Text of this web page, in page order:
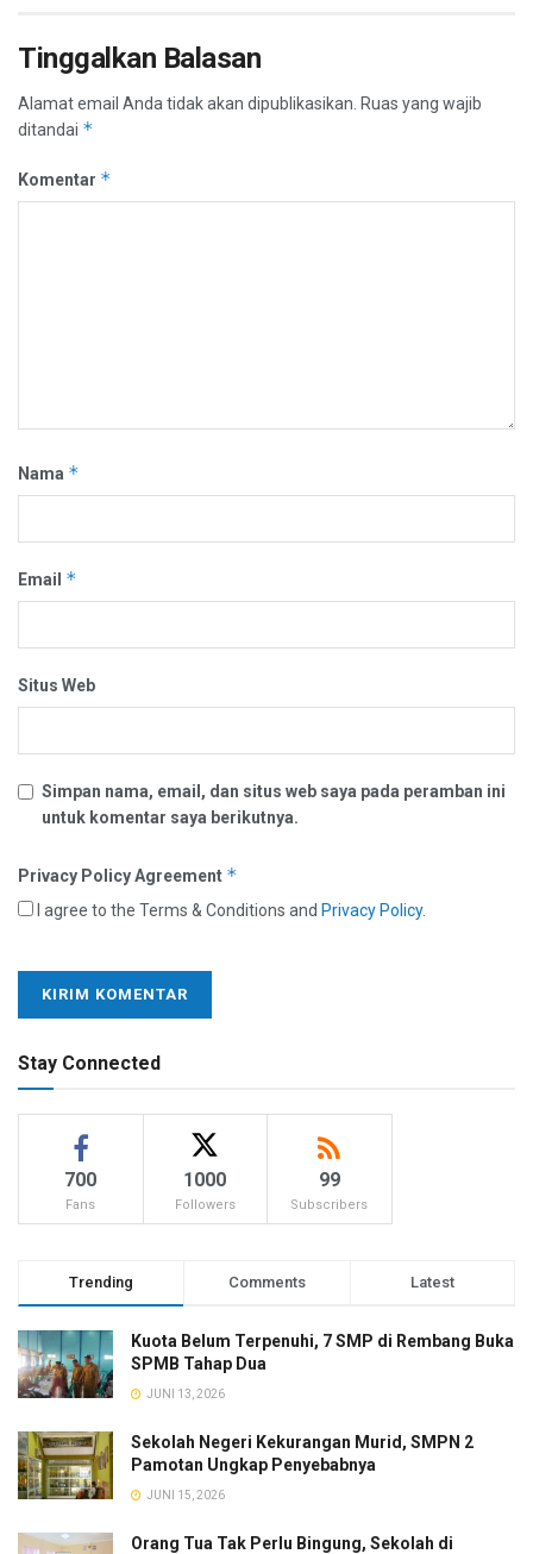
Tinggalkan Balasan
Alamat email Anda tidak akan dipublikasikan. Ruas yang wajib
ditandai *
Komentar *
Nama *
Email *
Situs Web
Simpan nama, email, dan situs web saya pada peramban ini
untuk komentar saya berikutnya.
Privacy Policy Agreement *
I agree to the Terms & Conditions and Privacy Policy.
Stay Connected
700
Fans
1000
Followers
99
Subscribers
Trending Comments Latest
Kuota Belum Terpenuhi, 7 SMP di Rembang Buka
SPMB Tahap Dua
JUNI 13, 2026
Sekolah Negeri Kekurangan Murid, SMPN 2
Pamotan Ungkap Penyebabnya
JUNI 15, 2026
Orang Tua Tak Perlu Bingung, Sekolah di